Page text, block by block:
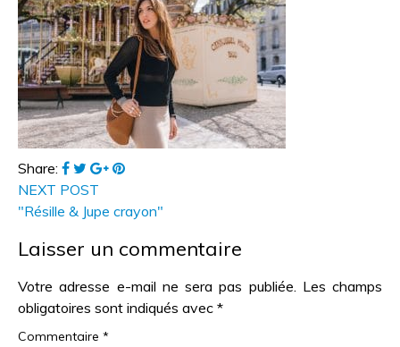
Share:
NEXT POST
"Résille & Jupe crayon"
Laisser un commentaire
Votre adresse e-mail ne sera pas publiée. Les champs
obligatoires sont indiqués avec *
Commentaire *